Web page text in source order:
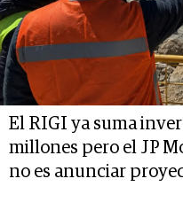
El RIGI ya suma
millones pero el JP
no es anunciar